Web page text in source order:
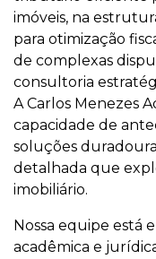
imóveis, na
para otimização
de complexas
consultoria
A Carlos Menezes
capacidade de
soluções
detalhada que
imobiliário.
Nossa equipe está
acadêmica e